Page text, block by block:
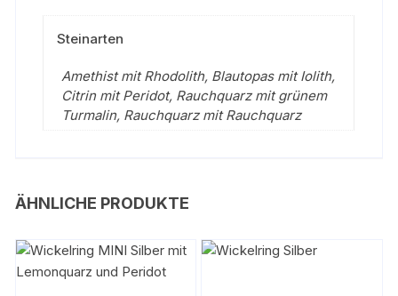
Steinarten
Amethist mit Rhodolith, Blautopas mit Iolith,
Citrin mit Peridot, Rauchquarz mit grünem
Turmalin, Rauchquarz mit Rauchquarz
ÄHNLICHE PRODUKTE